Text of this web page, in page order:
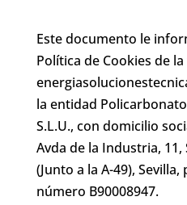
Este documento le
Política de Cookies de
la entidad
S.L.U., con domicilio
Avda de la Industria,
(Junto a la A-49), Sevilla,
número B90008947.